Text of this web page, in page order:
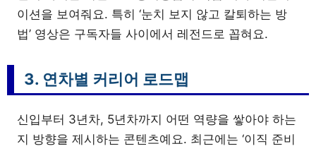
이션을 보여줘요. 특히 ‘눈치 보지 않고 칼퇴하는 방
법’ 영상은 구독자들 사이에서 레전드로 꼽혀요.
3. 연차별 커리어 로드맵
신입부터 3년차, 5년차까지 어떤 역량을 쌓아야 하는
지 방향을 제시하는 콘텐츠예요. 최근에는 ‘이직 준비